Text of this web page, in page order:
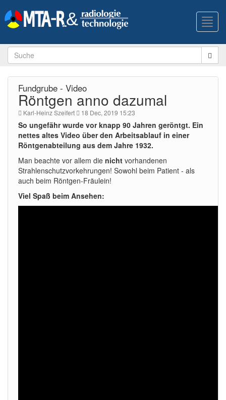
Fundgrube - Video
Röntgen anno dazumal
Karl-Heinz Szeifert 18 Dec, 2019 15:23
So ungefähr wurde vor knapp 90 Jahren geröntgt. Ein
nettes altes Video über den Arbeitsablauf in einer
Röntgenabteilung aus dem Jahre 1932.
Man beachte vor allem die nicht vorhandenen
Strahlenschutzvorkehrungen! Sowohl beim Patient - als
auch beim Röntgen-Fräulein!
Viel Spaß beim Ansehen: